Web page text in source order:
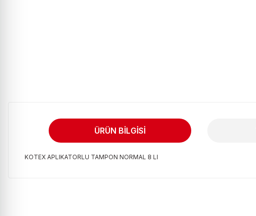
ÜRÜN BILGISI
KOTEX APLIKATORLU TAMPON NORMAL 8 LI